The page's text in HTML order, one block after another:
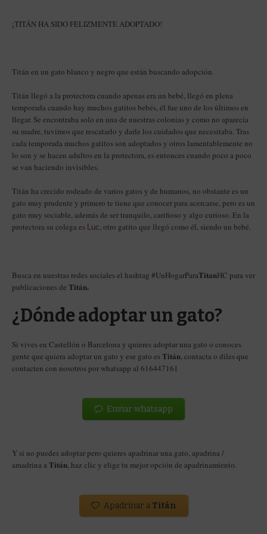
¡TITÁN HA SIDO FELIZMENTE ADOPTADO!
Titán en un gato blanco y negro que están buscando adopción.
Titán llegó a la protectora cuando apenas era un bebé, llegó en plena
temporada cuando hay muchos gatitos bebés, él fue uno de los últimos en
llegar. Se encontraba solo en una de nuestras colonias y como no aparecía
su madre, tuvimos que rescatarlo y darle los cuidados que necesitaba. Tras
cada temporada muchos gatitos son adoptados y otros lamentablemente no
lo son y se hacen adultos en la protectora, es entonces cuando poco a poco
se van haciendo invisibles.
Titán ha crecido rodeado de varios gatos y de humanos, no obstante es un
gato muy prudente y primero te tiene que conocer para acercarse, pero es un
gato muy sociable, además de ser tranquilo, cariñoso y algo curioso. En la
protectora su colega es Luc , otro gatito que llegó como él, siendo un bebé.
Busca en nuestras redes sociales el hashtag #UnHogarParaTitanHC para ver
publicaciones de Titán.
¿Dónde adoptar un gato?
Si vives en Castellón o Barcelona y quieres adoptar una gato o conoces
gente que quiera adoptar un gato y ese gato esTitán , contacta o diles que
contacten con nosotros por whatsapp al 616447161
Enviar whatsapp
Y si no puedes adoptar pero quieres apadrinar una gato, apadrina /
amadrina a Titán , haz clic y elige tu mejor opción de apadrinamiento.
Apadrinar aTitán